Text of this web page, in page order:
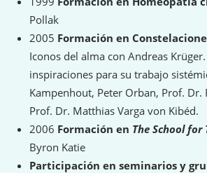
Pollak
2005 Formación en
Iconos del alma con Andreas
inspiraciones para su trabajo
Kampenhout, Peter Orban, Prof. Dr.
Prof. Dr. Matthias Varga von Kibéd.
2006 Formación en The School for
Byron Katie
Participación en seminarios y